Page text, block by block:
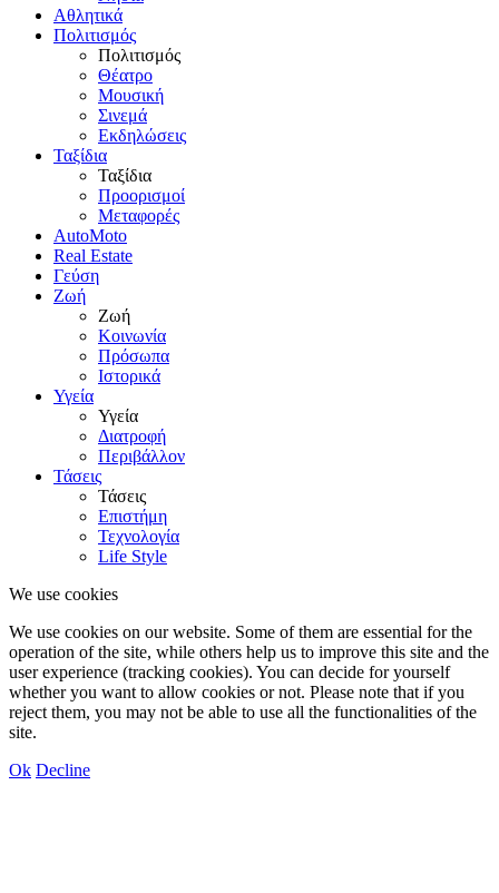
Αθλητικά
Πολιτισμός
Πολιτισμός
Θέατρο
Μουσική
Σινεμά
Εκδηλώσεις
Ταξίδια
Ταξίδια
Προορισμοί
Μεταφορές
AutoMoto
Real Estate
Γεύση
Ζωή
Ζωή
Κοινωνία
Πρόσωπα
Ιστορικά
Υγεία
Υγεία
Διατροφή
Περιβάλλον
Τάσεις
Τάσεις
Επιστήμη
Τεχνολογία
Life Style
We use cookies
We use cookies on our website. Some of them are essential for the
operation of the site, while others help us to improve this site and the
user experience (tracking cookies). You can decide for yourself
whether you want to allow cookies or not. Please note that if you
reject them, you may not be able to use all the functionalities of the
site.
Ok Decline